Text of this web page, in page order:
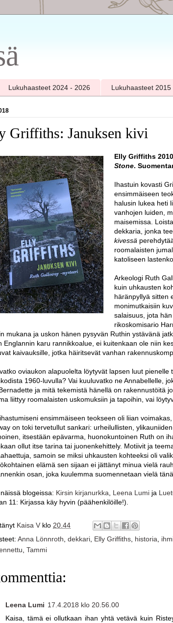
Lukuhaasteet 2024 - 2026 Lukuhaasteet 2015
Griffiths: Januksen kivi
Elly Griffiths
Stone.
Ihastuin kovasti
ensimmäiseen
halusin lukea heti
vanhojen luiden,
maisemissa.
dekkaria, jonka
kivessä
roomalaisten
katoliseen
Arkeologi Ruth
kuin uhkausten
häränpyllyä sitten
monimutkaisiin
salaisuus, jota
rikoskomisario
mukana ja uskon hänen pysyvän Ruthin ystävänä
Englannin karu rannikkoalue, ei kuitenkaan ole niin
kaivauksille, jotka häiritsevät vanhan
oviaukon alapuolelta löytyvät lapsen luut
1960-luvulla? Vai kuuluvatko ne Annabellelle,
ja mitä tekemistä hänellä on rakennustöitä
liittyy roomalaisten uskomuksiin ja tapoihin, vai
ensimmäiseen teokseen oli liian
on toki tervetullut sankari: urheilullisten,
itsestään epävarma, huonokuntoinen Ruth on
ollut itse tarina tai juonenkehittely. Motiivit ja
samoin se miksi uhkausten kohteeksi oli
elämä sen sijaan ei jättänyt minua vielä
osan, joka kuulemma suomennetaan vielä
blogeissa: Kirsin kirjanurkka, Leena Lumi ja
11: Kirjassa käy hyvin (päähenkilöille!).
Kaisa V klo 20.44
Anna Lönnroth, dekkari, Elly Griffiths, historia,
, Tammi
Leena Lumi 17.4.2018 klo 20.56.00
Kaisa, tämä ei ollutkaan ihan yhtä vetävä kuin